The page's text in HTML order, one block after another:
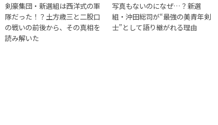
剣豪集団・新選組は西洋式の軍
隊だった！？土方歳三と二股口
の戦いの前後から、その真相を
読み解いた
写真もないのになぜ…？新選
組・沖田総司が“最強の美青年剣
士”として語り継がれる理由